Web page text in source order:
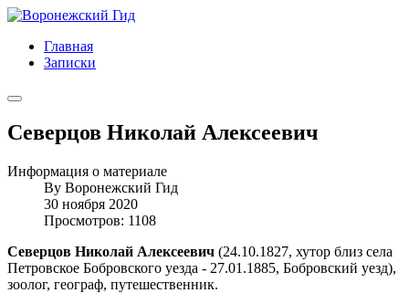
Главная
Записки
Северцов Николай Алексеевич
Информация о материале
By Воронежский Гид
30 ноября 2020
Просмотров: 1108
Северцов Николай Алексеевич (24.10.1827, хутор близ села
Петровское Бобровского уезда - 27.01.1885, Бобровский уезд),
зоолог, географ, путешественник.